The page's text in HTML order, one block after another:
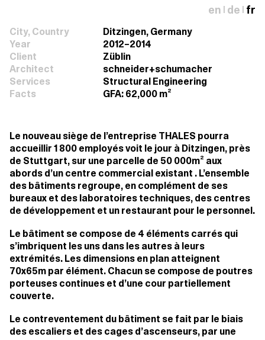
en de fr
City, Country
Ditzingen, Germany
Year
2012–2014
Client
Züblin
Architect
schneider+schumacher
Services
Structural Engineering
Facts
GFA: 62,000 m²
Le nouveau siège de l’entreprise THALES pourra
accueillir 1 800 employés voit le jour à Ditzingen, près
de Stuttgart, sur une parcelle de 50 000m² aux
abords d’un centre commercial existant . L’ensemble
des bâtiments regroupe, en complément de ses
bureaux et des laboratoires techniques, des centres
de développement et un restaurant pour le personnel.
Le bâtiment se compose de 4 éléments carrés qui
s’imbriquent les uns dans les autres à leurs
extrémités. Les dimensions en plan atteignent
70x65m par élément. Chacun se compose de poutres
porteuses continues et d’une cour partiellement
couverte.
Le contreventement du bâtiment se fait par le biais
des escaliers et des cages d’ascenseurs, par une